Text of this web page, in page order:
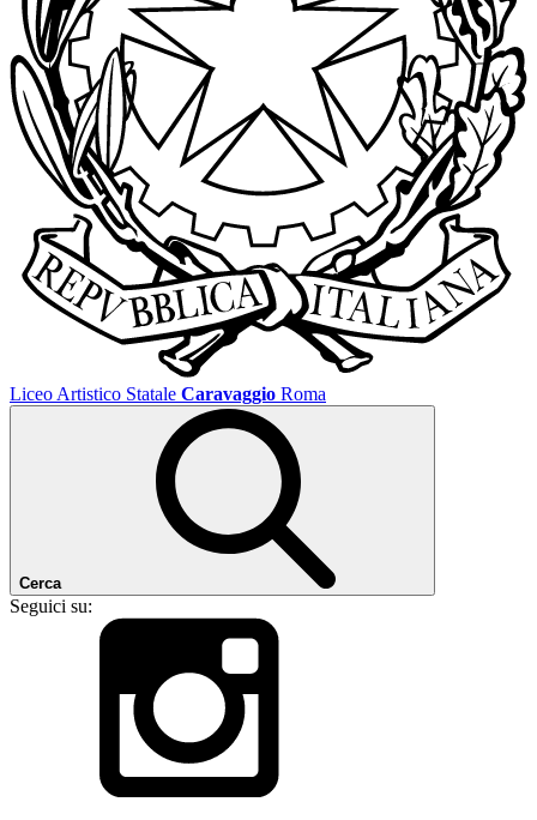
Liceo Artistico Statale Caravaggio Roma
Cerca
Seguici su: